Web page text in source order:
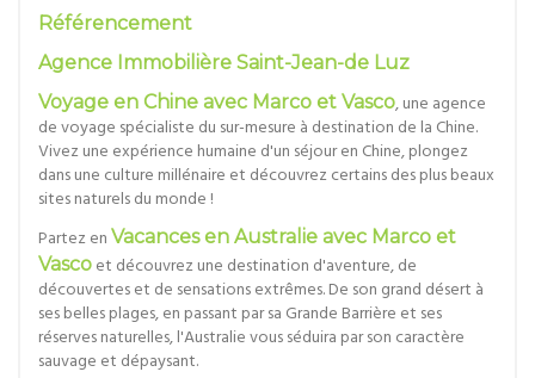
Référencement
Agence Immobilière Saint-Jean-de Luz
Voyage en Chine avec Marco et Vasco, une agence
de voyage spécialiste du sur-mesure à destination de la Chine.
Vivez une expérience humaine d'un séjour en Chine, plongez
dans une culture millénaire et découvrez certains des plus beaux
sites naturels du monde !
Partez en Vacances en Australie avec Marco et
Vasco et découvrez une destination d'aventure, de
découvertes et de sensations extrêmes. De son grand désert à
ses belles plages, en passant par sa Grande Barrière et ses
réserves naturelles, l'Australie vous séduira par son caractère
sauvage et dépaysant.